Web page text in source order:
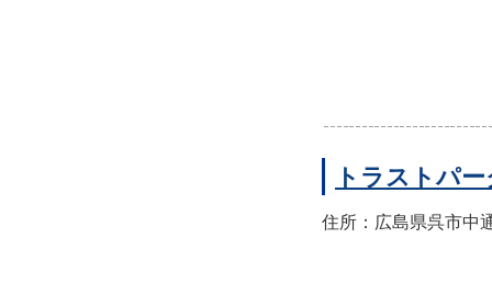
トラストパ
住所：広島県呉市中